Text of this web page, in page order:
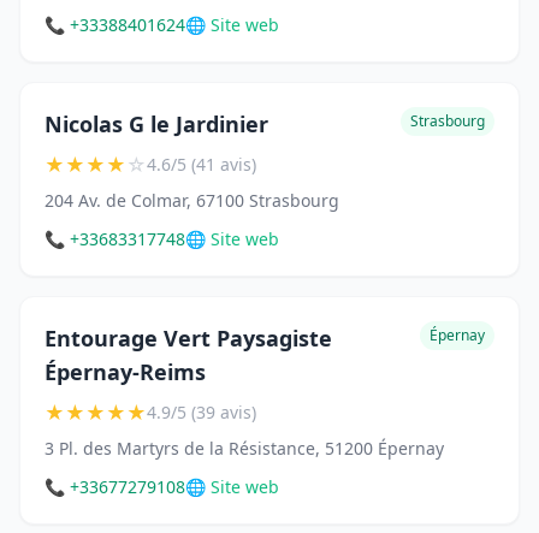
📞 +33388401624🌐 Site web
Nicolas G le Jardinier Strasbourg
★★★★☆4.6/5 (41 avis)
204 Av. de Colmar, 67100 Strasbourg
📞 +33683317748🌐 Site web
Entourage Vert Paysagiste
Épernay-Reims
Épernay
★★★★★4.9/5 (39 avis)
3 Pl. des Martyrs de la Résistance, 51200 Épernay
📞 +33677279108🌐 Site web